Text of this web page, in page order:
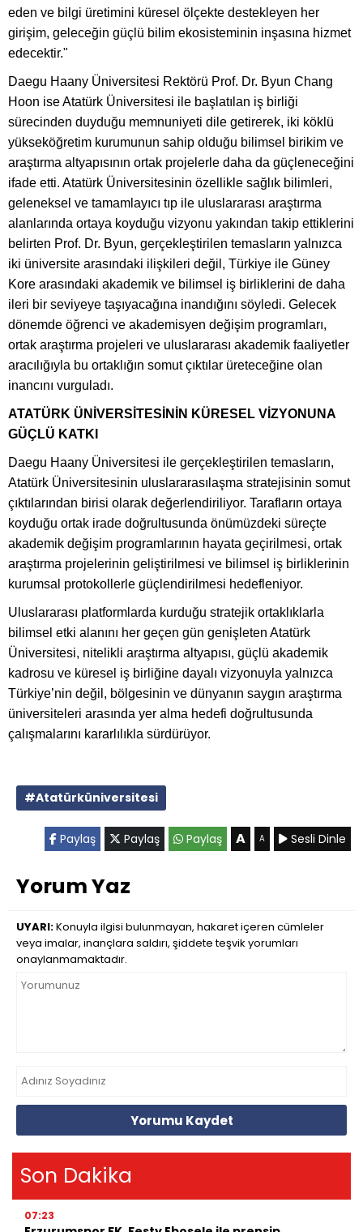
eden ve bilgi üretimini küresel ölçekte destekleyen her
girişim, geleceğin güçlü bilim ekosisteminin inşasına hizmet
edecektir."
Daegu Haany Üniversitesi Rektörü Prof. Dr. Byun Chang
Hoon ise Atatürk Üniversitesi ile başlatılan iş birliği
sürecinden duyduğu memnuniyeti dile getirerek, iki köklü
yükseköğretim kurumunun sahip olduğu bilimsel birikim ve
araştırma altyapısının ortak projelerle daha da güçleneceğini
ifade etti. Atatürk Üniversitesinin özellikle sağlık bilimleri,
geleneksel ve tamamlayıcı tıp ile uluslararası araştırma
alanlarında ortaya koyduğu vizyonu yakından takip ettiklerini
belirten Prof. Dr. Byun, gerçekleştirilen temasların yalnızca
iki üniversite arasındaki ilişkileri değil, Türkiye ile Güney
Kore arasındaki akademik ve bilimsel iş birliklerini de daha
ileri bir seviyeye taşıyacağına inandığını söyledi. Gelecek
dönemde öğrenci ve akademisyen değişim programları,
ortak araştırma projeleri ve uluslararası akademik faaliyetler
aracılığıyla bu ortaklığın somut çıktılar üreteceğine olan
inancını vurguladı.
ATATÜRK ÜNİVERSİTESİNİN KÜRESEL VİZYONUNA
GÜÇLÜ KATKI
Daegu Haany Üniversitesi ile gerçekleştirilen temasların,
Atatürk Üniversitesinin uluslararasılaşma stratejisinin somut
çıktılarından birisi olarak değerlendiriliyor. Tarafların ortaya
koyduğu ortak irade doğrultusunda önümüzdeki süreçte
akademik değişim programlarının hayata geçirilmesi, ortak
araştırma projelerinin geliştirilmesi ve bilimsel iş birliklerinin
kurumsal protokollerle güçlendirilmesi hedefleniyor.
Uluslararası platformlarda kurduğu stratejik ortaklıklarla
bilimsel etki alanını her geçen gün genişleten Atatürk
Üniversitesi, nitelikli araştırma altyapısı, güçlü akademik
kadrosu ve küresel iş birliğine dayalı vizyonuyla yalnızca
Türkiye’nin değil, bölgesinin ve dünyanın saygın araştırma
üniversiteleri arasında yer alma hedefi doğrultusunda
çalışmalarını kararlılıkla sürdürüyor.
#Atatürküniversitesi
Paylaş Paylaş Paylaş A A Sesli Dinle
Yorum Yaz
UYARI:Konuyla ilgisi bulunmayan, hakaret içeren cümleler
veya imalar, inançlara saldırı, şiddete teşvik yorumları
onaylanmamaktadır.
Yorumu Kaydet
Son Dakika
07:23